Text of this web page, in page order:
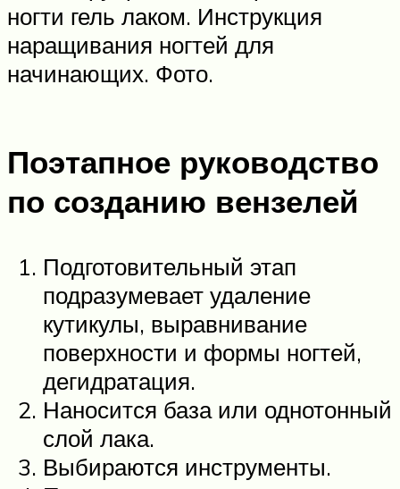
ногти гель лаком. Инструкция
наращивания ногтей для
начинающих. Фото.
Поэтапное руководство
по созданию вензелей
Подготовительный этап
подразумевает удаление
кутикулы, выравнивание
поверхности и формы ногтей,
дегидратация.
Наносится база или однотонный
слой лака.
Выбираются инструменты.